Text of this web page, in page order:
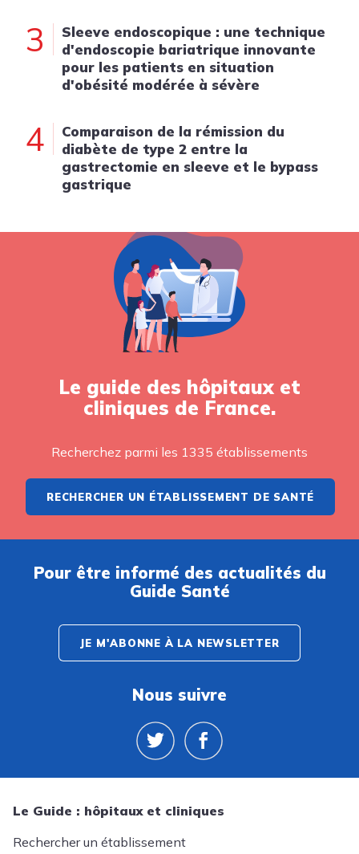
3
Sleeve endoscopique : une technique
d'endoscopie bariatrique innovante
pour les patients en situation
d'obésité modérée à sévère
4
Comparaison de la rémission du
diabète de type 2 entre la
gastrectomie en sleeve et le bypass
gastrique
Le guide des hôpitaux et
cliniques de France.
Recherchez parmi les 1335 établissements
RECHERCHER UN ÉTABLISSEMENT DE SANTÉ
Pour être informé des actualités du
Guide Santé
JE M'ABONNE À LA NEWSLETTER
Nous suivre
Le Guide : hôpitaux et cliniques
Rechercher un établissement